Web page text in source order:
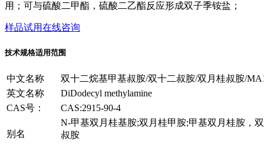
用；可与硫酸二甲酯，硫酸二乙酯反应形成双子季铵盐；
样品试用在线咨询
技术规格适用范围
中文名称
双十二烷基甲基叔胺/双十二叔胺/双月桂叔胺/
英文名称
DiDodecyl methylamine
CAS号：
CAS:2915-90-4
别名
N-甲基双月桂基胺;双月桂甲胺;甲基双月桂胺，
叔胺